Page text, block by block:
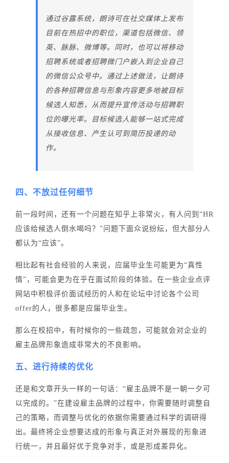
通过谷露系统，朗诗可在社交媒体上发布
目前在热招中的职位，渠道包括微信、领
英、脉脉、微博等。同时，也可以将移动
招聘系统或者招聘微门户嵌入到企业自己
的微信公众号中。通过上述做法，让朗诗
的各种招聘信息与形象内容更多地被目标
候选人知悉，从而提升宣传活动与招聘职
位的曝光率。目标候选人能够一站式完成
从接收信息、产生认可到简历投递的动
作。
四、不放过任何细节
前一段时间，还有一个问题在知乎上非常火，有人问到“HR
应该给候选人倒水喝吗？”问题下面众说纷纭，但大部分人
都认为“应该”。
相比起有社会经验的人来说，应届毕业生可能更为“真性
情”，可能会更为在乎在面试阶段的体验。在一些企业点评
网站中积极评价面试经历的人和在论坛中讨论各个公司
offer的人，很多都是应届毕业生。
那么在校招中，有时候你的一些疏忽，可能就会对企业的
雇主品牌形象造成非常大的不良影响。
五、 进行持续的优化
还是和文章开头一样的一句话：“雇主品牌不是一朝一夕可
以完成的。”在建设雇主品牌的过程中，你需要随时调整自
己的策略，而调整与优化的依据你需要通过科学的调研得
出。最终将企业想要达成的形象与真正对外展现的形象进
行统一，并且最好优于竞争对手，或是形成差异化。